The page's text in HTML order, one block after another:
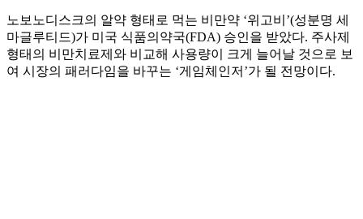
노보노디스크의 알약 형태로 먹는 비만약 ‘위고비’(성분명 세
마글루티드)가 미국 식품의약국(FDA) 승인을 받았다. 주사제
형태의 비만치료제와 비교해 사용량이 크게 늘어날 것으로 보
여 시장의 패러다임을 바꾸는 ‘게임체인저’가 될 전망이다.